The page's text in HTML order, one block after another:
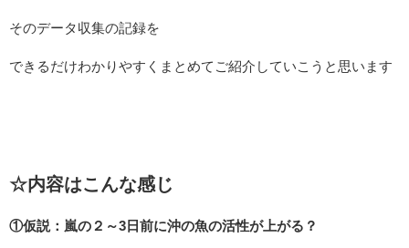
そのデータ収集の記録を
できるだけわかりやすくまとめてご紹介していこうと思います
☆内容はこんな感じ
①仮説：嵐の２～3日前に沖の魚の活性が上がる？